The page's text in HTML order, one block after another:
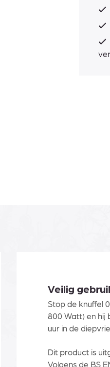
Veilig
Stop de knuffel
800 Watt) en hij
uur in de
Dit product is
Volgens de BS